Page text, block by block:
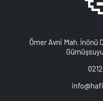
Ömer Avni Mah. İnönü